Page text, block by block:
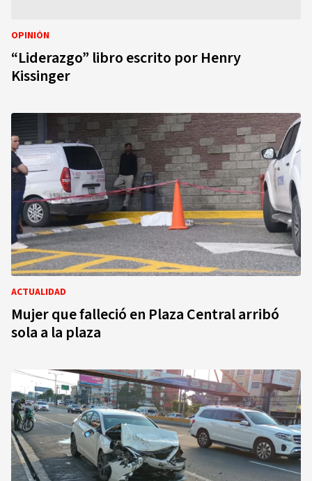
OPINIÓN
“Liderazgo” libro escrito por Henry
Kissinger
ACTUALIDAD
Mujer que falleció en Plaza Central arribó
sola a la plaza